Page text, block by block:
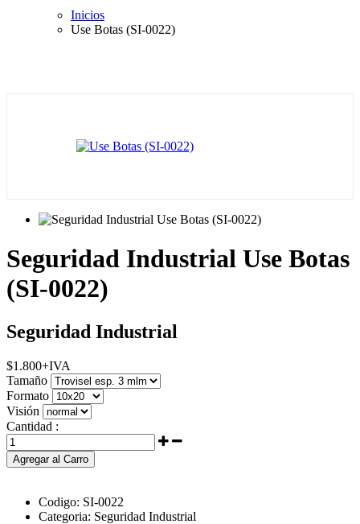
Inicios
Use Botas (SI-0022)
Seguridad Industrial Use Botas
(SI-0022)
Seguridad Industrial
$1.800+IVA
Tamaño
Formato
Visión
Cantidad :
Agregar al Carro
Codigo: SI-0022
Categoria: Seguridad Industrial